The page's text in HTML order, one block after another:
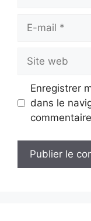
Site
web
Enregistrer
dans le